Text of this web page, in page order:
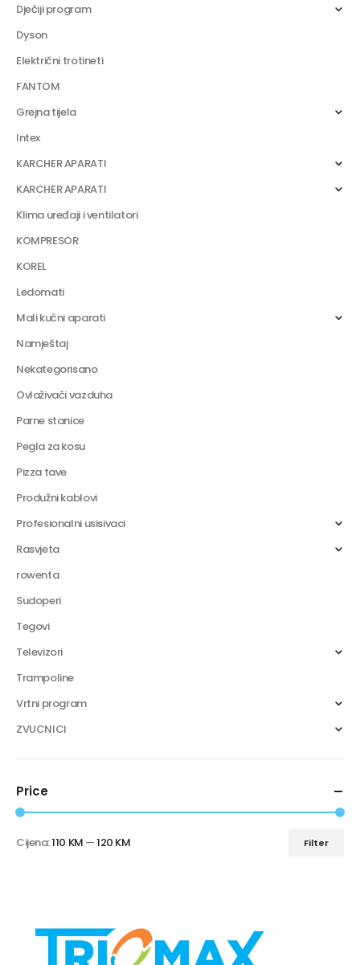
Dječiji program
Dyson
Električni trotineti
FANTOM
Grejna tijela
Intex
KARCHER APARATI
KARCHER APARATI
Klima uređaji i ventilatori
KOMPRESOR
KOREL
Ledomati
Mali kućni aparati
Namještaj
Nekategorisano
Ovlaživači vazduha
Parne stanice
Pegla za kosu
Pizza tave
Produžni kablovi
Profesionalni usisivaci
Rasvjeta
rowenta
Sudoperi
Tegovi
Televizori
Trampoline
Vrtni program
ZVUCNICI
Price
Filter
Cijena:110 KM —120 KM